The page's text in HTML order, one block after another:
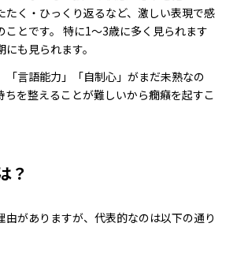
たく・ひっくり返るなど、激しい表現で感
ことです。 特に1〜3歳に多く見られます
も見られます。
「言語能力」「自制心」がまだ未熟なの
ちを整えることが難しいから癇癪を起すこ
？
由がありますが、代表的なのは以下の通り